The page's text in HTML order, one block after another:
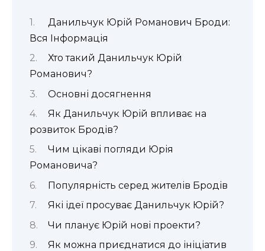
Данильчук Юрій Романович Броди:
Вся Інформація
Хто такий Данильчук Юрій
Романович?
Основні досягнення
Як Данильчук Юрій впливає на
розвиток Бродів?
Чим цікаві погляди Юрія
Романовича?
Популярність серед жителів Бродів
Які ідеї просуває Данильчук Юрій?
Чи планує Юрій нові проекти?
Як можна приєднатися до ініціатив